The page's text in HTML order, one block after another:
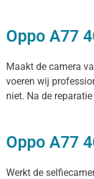
Oppo A77
Maakt de camera
voeren wij
niet. Na de reparatie
Oppo A77
Werkt de